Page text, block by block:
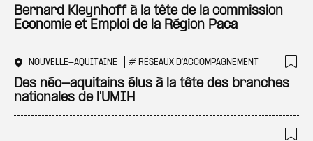
Bernard Kleynhoff à la tête de la commission
Economie et Emploi de la Région Paca
NOUVELLE-AQUITAINE # RÉSEAUX D'ACCOMPAGNEMENT
Des néo-aquitains élus à la tête des branches
nationales de l'UMIH